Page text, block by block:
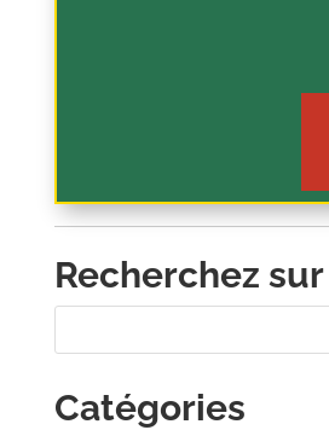
Recherchez
Catégories